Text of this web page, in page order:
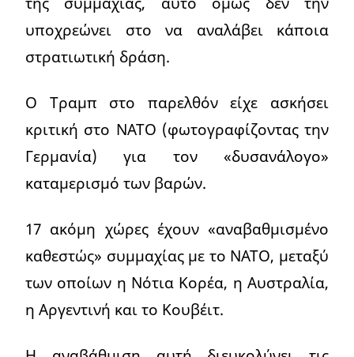
υποχρεώνει στο να αναλάβει κάποια
στρατιωτική δράση.
Ο Τραμπ στο παρελθόν είχε ασκήσει
κριτική στο ΝΑΤΟ (φωτογραφίζοντας την
Γερμανία) για τον «δυσανάλογο»
καταμερισμό των βαρών.
17 ακόμη χώρες έχουν «αναβαθμισμένο
καθεστώς» συμμαχίας με το ΝΑΤΟ, μεταξύ
των οποίων η Νότια Κορέα, η Αυστραλία,
η Αργεντινή και το Κουβέιτ.